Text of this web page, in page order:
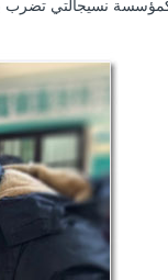
نسيجالتي تضرب